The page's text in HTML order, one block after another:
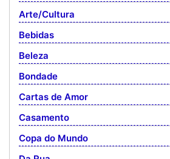
Arte/Cultura
Bebidas
Beleza
Bondade
Cartas de Amor
Casamento
Copa do Mundo